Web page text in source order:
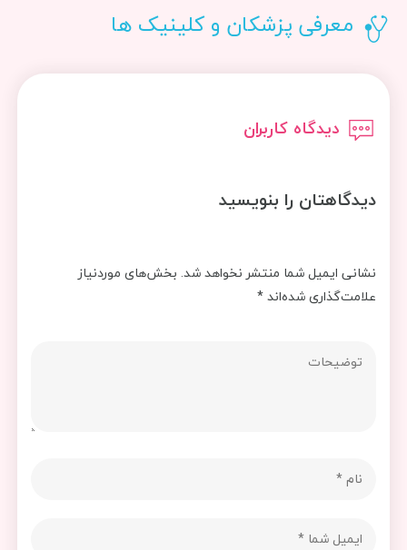
معرفی پزشکان و کلینیک ها
دیدگاه کاربران
دیدگاهتان را بنویسید
نشانی ایمیل شما منتشر نخواهد شد. بخش‌های موردنیاز
علامت‌گذاری شده‌اند*